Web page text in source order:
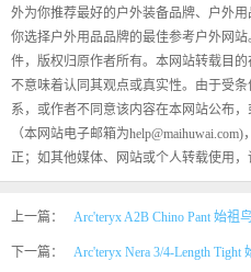
外为你推荐最好的户外装备品牌、户外
你选择户外用品品牌的最佳参考户外网
件，版权归原作者所有。本网站转载目
不意味着认同其观点或真实性。由于受
系，或作者不同意该内容在本网站公布
（本网站电子邮箱为
正；如其他媒体、网站或个人转载使用，
上一篇： Arc'teryx A2B Chino Pant 始祖
下一篇： Arc'teryx Nera 3/4-Length